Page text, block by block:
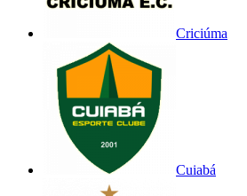
Criciúma
Cuiabá